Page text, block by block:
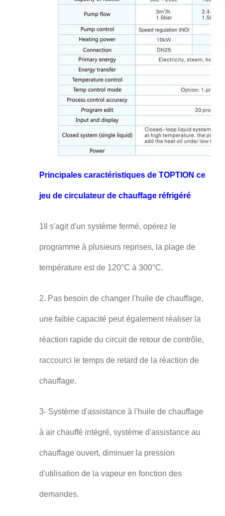
Principales caractéristiques de TOPTION ce
jeu de circulateur de chauffage réfrigéré
1Il s'agit d'un système fermé, opérez le
programme à plusieurs reprises, la plage de
température est de 120°C à 300°C.
2. Pas besoin de changer l'huile de chauffage,
une faible capacité peut également réaliser la
réaction rapide du circuit de retour de contrôle,
raccourci le temps de retard de la réaction de
chauffage.
3- Système d'assistance à l'huile de chauffage
à air chauffé intégré, système d'assistance au
chauffage ouvert, diminuer la pression
d'utilisation de la vapeur en fonction des
demandes.